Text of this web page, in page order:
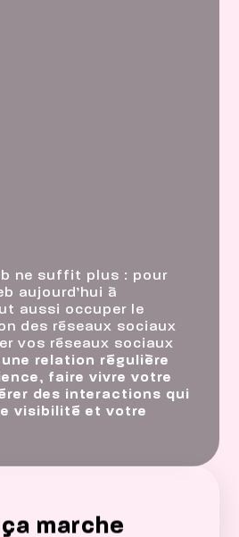
ne suffit plus : pour
aujourd’hui à
aussi occuper le
des réseaux sociaux
vos réseaux sociaux
relation régulière
faire vivre votre
des interactions qui
visibilité et votre
marche